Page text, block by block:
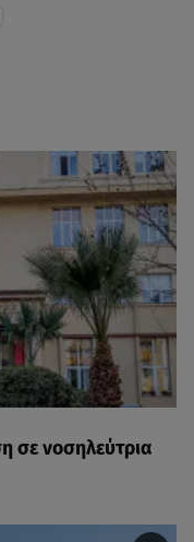
σε νοσηλεύτρια